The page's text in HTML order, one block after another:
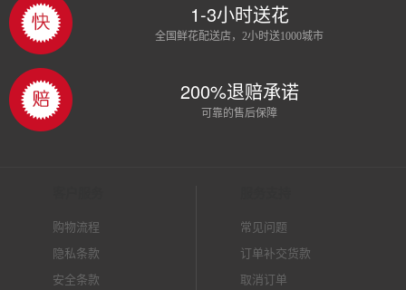
1-3小时送花
全国鲜花配送店，2小时送1000城市
200%退赔承诺
可靠的售后保障
购物流程
隐私条款
安全条款
常见问题
订单补交货款
取消订单